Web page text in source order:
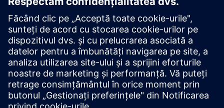
Decontaminarea cu H202
Metoda validată
Mult superior formaldehidei
Rapid, eficient, sigur și fără reziduuri
Economii enorme de timp și costuri